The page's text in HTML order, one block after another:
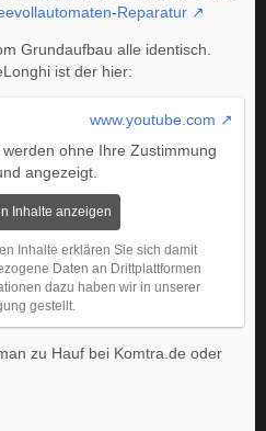
Reparatur
Grundaufbau alle identisch.
ist der hier:
www.youtube.com
ohne Ihre Zustimmung
angezeigt.
Inhalte anzeigen
Inhalte erklären Sie sich damit
Daten an Drittplattformen
dazu haben wir in unserer
gestellt.
zu Hauf bei Komtra.de oder